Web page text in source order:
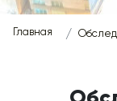
Главная